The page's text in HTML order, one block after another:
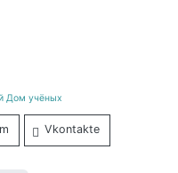
Дом учёных
Vkontakte